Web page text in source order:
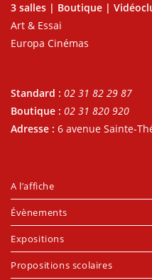
3 salles | Boutique |
Art & Essai
Europa Cinémas
Standard : 02 31 82 29 87
Boutique : 02 31 820 920
Adresse : 6 avenue Sainte-
A l’affiche
Évènements
Expositions
Propositions scolaires